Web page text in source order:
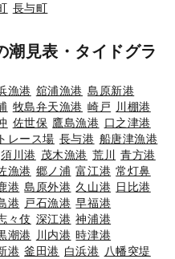
長与町
潮見表・タイドグラ
漁港 舘浦漁港 島原新港
牧島弁天漁港 崎戸
川棚港
佐世保 鷹島漁港 口之津港
レース場 長与港 船唐津漁港
須川港 茂木漁港 荒川 青方港
漁港 郷ノ浦 富江港 常灯鼻
港 島原外港 久山港 日比港
港 戸石漁港 早福港
々伎 深江港 神浦港
潮港 川内港 時津港
港 釜田港 白浜港 八幡突堤